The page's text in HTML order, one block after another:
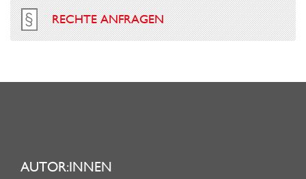
RECHTE ANFRAGEN
AUTOR:INNEN